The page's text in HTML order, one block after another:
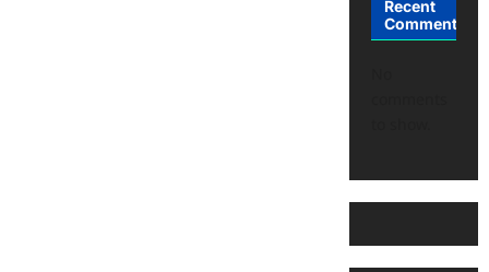
Recent
Comments